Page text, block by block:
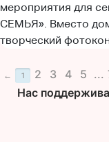
мероприятия для
СЕМЬЯ». Вместо
творческий
← 1 2 3 4 5 ...
Нас